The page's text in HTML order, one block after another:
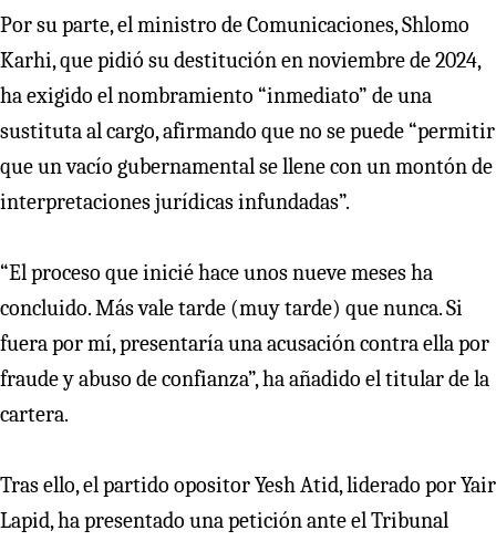
Por su parte, el ministro de Comunicaciones, Shlomo
Karhi, que pidió su destitución en noviembre de 2024,
ha exigido el nombramiento “inmediato” de una
sustituta al cargo, afirmando que no se puede “permitir
que un vacío gubernamental se llene con un montón de
interpretaciones jurídicas infundadas”.
“El proceso que inicié hace unos nueve meses ha
concluido. Más vale tarde (muy tarde) que nunca. Si
fuera por mí, presentaría una acusación contra ella por
fraude y abuso de confianza”, ha añadido el titular de la
cartera.
Tras ello, el partido opositor Yesh Atid, liderado por Yair
Lapid, ha presentado una petición ante el Tribunal